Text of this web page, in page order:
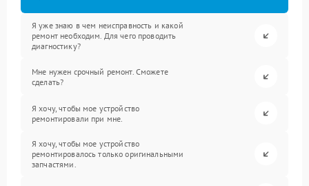
Я уже знаю в чем неисправность и какой
ремонт необходим. Для чего проводить
диагностику?
Мне нужен срочный ремонт. Сможете
сделать?
Я хочу, чтобы мое устройство
ремонтировали при мне.
Я хочу, чтобы мое устройство
ремонтировалось только оригинальными
запчастями.